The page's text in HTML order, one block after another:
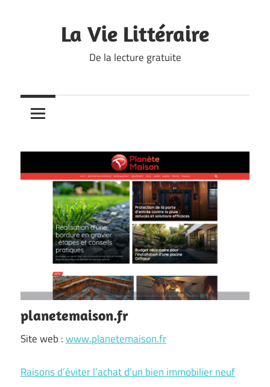
La Vie Littéraire
De la lecture gratuite
planetemaison.fr
Site web :www.planetemaison.fr
Raisons d’éviter l’achat d’un bien immobilier neuf